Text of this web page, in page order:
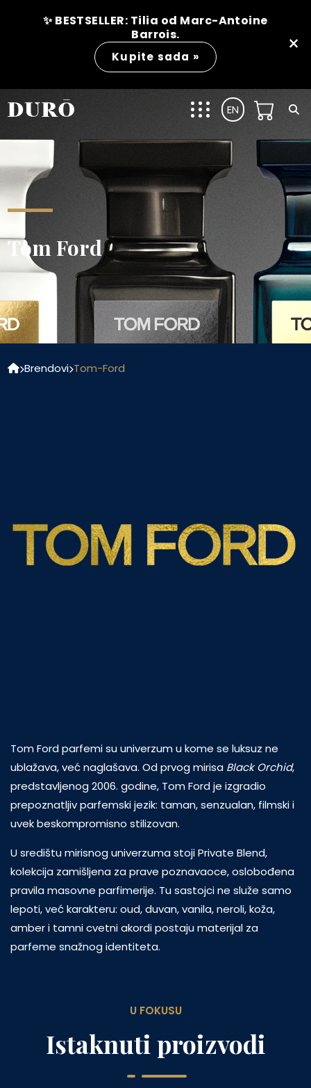
✨ BESTSELLER: Tilia od Marc-Antoine
Barrois.
Kupite sada » ×
EN
Tom Ford
Brendovi Tom-Ford
Tom Ford parfemi su univerzum u kome se luksuz ne
ublažava, već naglašava. Od prvog mirisa Black Orchid,
predstavljenog 2006. godine, Tom Ford je izgradio
prepoznatljiv parfemski jezik: taman, senzualan, filmski i
uvek beskompromisno stilizovan.
U središtu mirisnog univerzuma stoji Private Blend,
kolekcija zamišljena za prave poznavaoce, oslobođena
pravila masovne parfimerije. Tu sastojci ne služe samo
lepoti, već karakteru: oud, duvan, vanila, neroli, koža,
amber i tamni cvetni akordi postaju materijal za
parfeme snažnog identiteta.
U FOKUSU
Istaknuti proizvodi